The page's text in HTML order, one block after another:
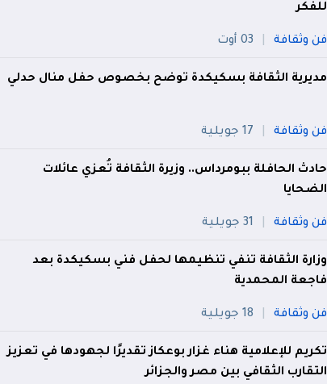
للفكر
فن وثقافة 03 أوت
مديرية الثقافة بسكيكدة توضح بخصوص حفل منال حدلي
فن وثقافة 17 جويلية
حادث الحافلة ببومرداس.. وزيرة الثقافة تُعزي عائلات
الضحايا
فن وثقافة 31 جويلية
وزارة الثقافة تنفي تنظيمها لحفل فني بسكيكدة بعد
فاجعة المحمدية
فن وثقافة 18 جويلية
تكريم للإعلامية هناء غزار بوعكاز تقديرًا لجهودها في تعزيز
التقارب الثقافي بين مصر والجزائر